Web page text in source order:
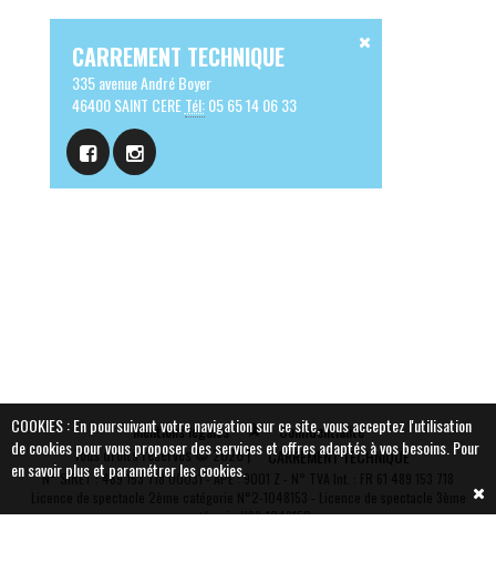
CARREMENT TECHNIQUE
335 avenue André Boyer
46400 SAINT CERETél:05 65 14 06 33
Vous souhaitez plus
Mentions légales
Confidentialité
Tous droits réservés © 2026 |
CARREMENT TECHNIQUE
N° SIRET : 489 153 718 00031 - APE : 9001 Z - N° TVA Int. : FR 61 489 153 718
catégorie N°3-1048152
COOKIES : En poursuivant votre navigation sur ce site, vous acceptez l'utilisation
de cookies pour vous proposer des services et offres adaptés à vos besoins. Pour
en savoir plus et paramétrer les cookies.